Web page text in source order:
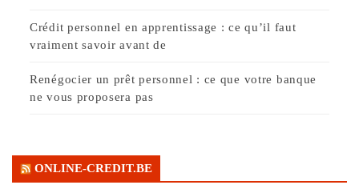
Crédit personnel en apprentissage : ce qu’il faut
vraiment savoir avant de
Renégocier un prêt personnel : ce que votre banque
ne vous proposera pas
ONLINE-CREDIT.BE